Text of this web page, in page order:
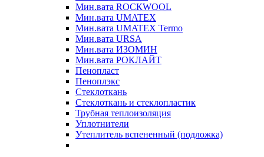
Мин.вата ROCКWOOL
Мин.вата UMATEX
Мин.вата UMATEX Termo
Мин.вата URSA
Мин.вата ИЗОМИН
Мин.вата РОКЛАЙТ
Пенопласт
Пеноплэкс
Стеклоткань
Стеклоткань и стеклопластик
Трубная теплоизоляция
Уплотнители
Утеплитель вспененный (подложка)